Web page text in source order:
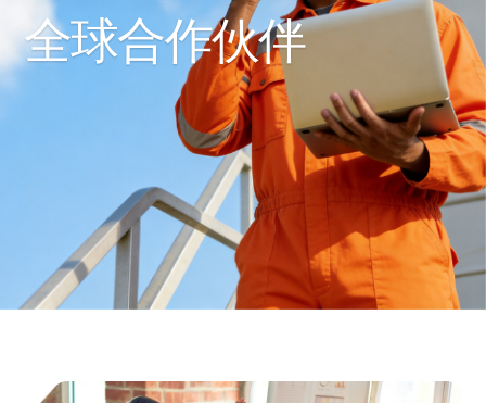
全球合作伙伴